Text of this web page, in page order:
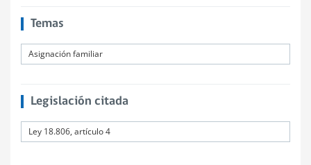
Temas
Asignación familiar
Legislación citada
Ley 18.806, artículo 4